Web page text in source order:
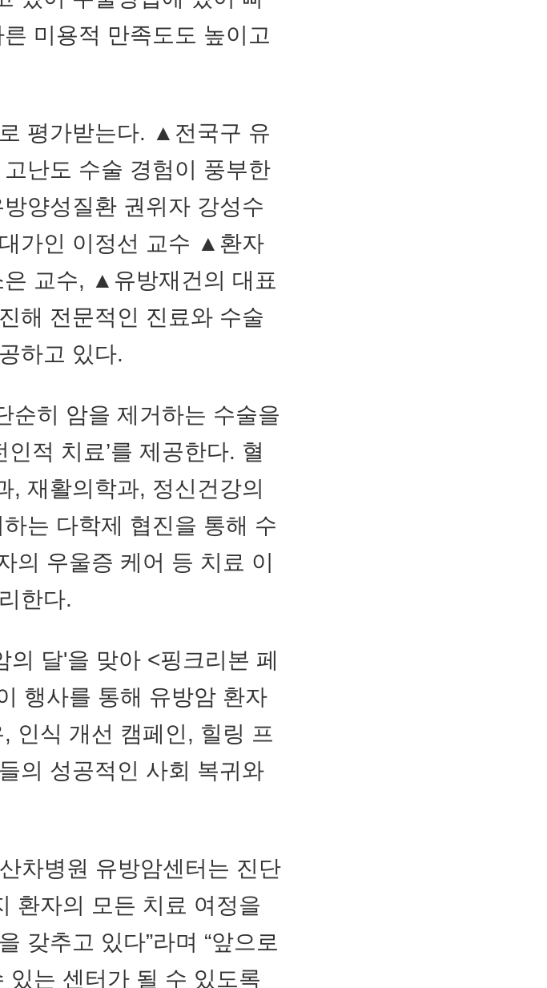
미용적 만족도도 높이고
평가받는다. ▲전국구 유
난도 수술 경험이 풍부한
양성질환 권위자 강성수
가인 이정선 교수 ▲환자
교수, ▲유방재건의 대표
해 전문적인 진료와 수술
하고 있다.
순히 암을 제거하는 수술을
적 치료’를 제공한다. 혈
, 재활의학과, 정신건강의
는 다학제 협진을 통해 수
의 우울증 케어 등 치료 이
한다.
달'을 맞아 <핑크리본 페
행사를 통해 유방암 환자
인식 개선 캠페인, 힐링 프
의 성공적인 사회 복귀와
차병원 유방암센터는 진단
환자의 모든 치료 여정을
갖추고 있다”라며 “앞으로
있는 센터가 될 수 있도록